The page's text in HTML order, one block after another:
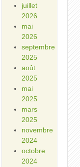
juillet
2026
mai
2026
septembre
2025
août
2025
mai
2025
mars
2025
novembre
2024
octobre
2024